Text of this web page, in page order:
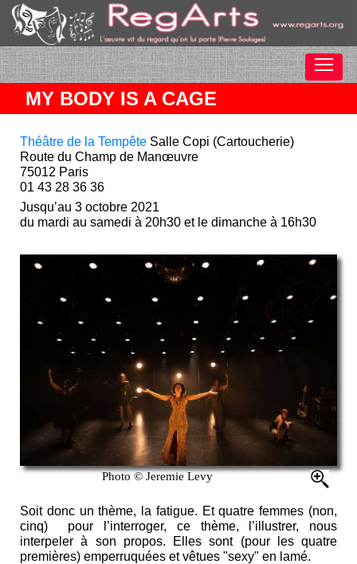
MY BODY IS A CAGE
Théâtre de la Tempête Salle Copi (Cartoucherie)
Route du Champ de Manœuvre
75012 Paris
01 43 28 36 36
Jusqu’au 3 octobre 2021
du mardi au samedi à 20h30 et le dimanche à 16h30
Photo © Jeremie Levy
Soit donc un thème, la fatigue. Et quatre femmes (non,
cinq) pour l’interroger, ce thème, l’illustrer, nous
interpeler à son propos. Elles sont (pour les quatre
premières) emperruquées et vêtues "sexy" en lamé.